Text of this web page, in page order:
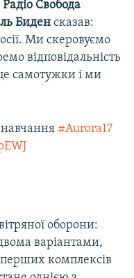
Радіо Свобода
Биденсказав:
Ми скеровуємо
відповідальність
самотужки і ми
навчання #Aurora17
оборони:
варіантами,
комплексів